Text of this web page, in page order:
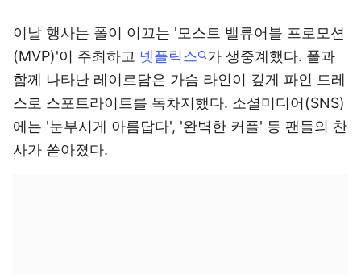
이날 행사는 폴이 이끄는 '모스트 밸류어블 프로모션
(MVP)'이 주최하고 넷플릭스
가 생중계했다. 폴과
함께 나타난 레이르담은 가슴 라인이 깊게 파인 드레
스로 스포트라이트를 독차지했다. 소셜미디어(SNS)
에는 '눈부시게 아름답다', '완벽한 커플' 등 팬들의 찬
사가 쏟아졌다.